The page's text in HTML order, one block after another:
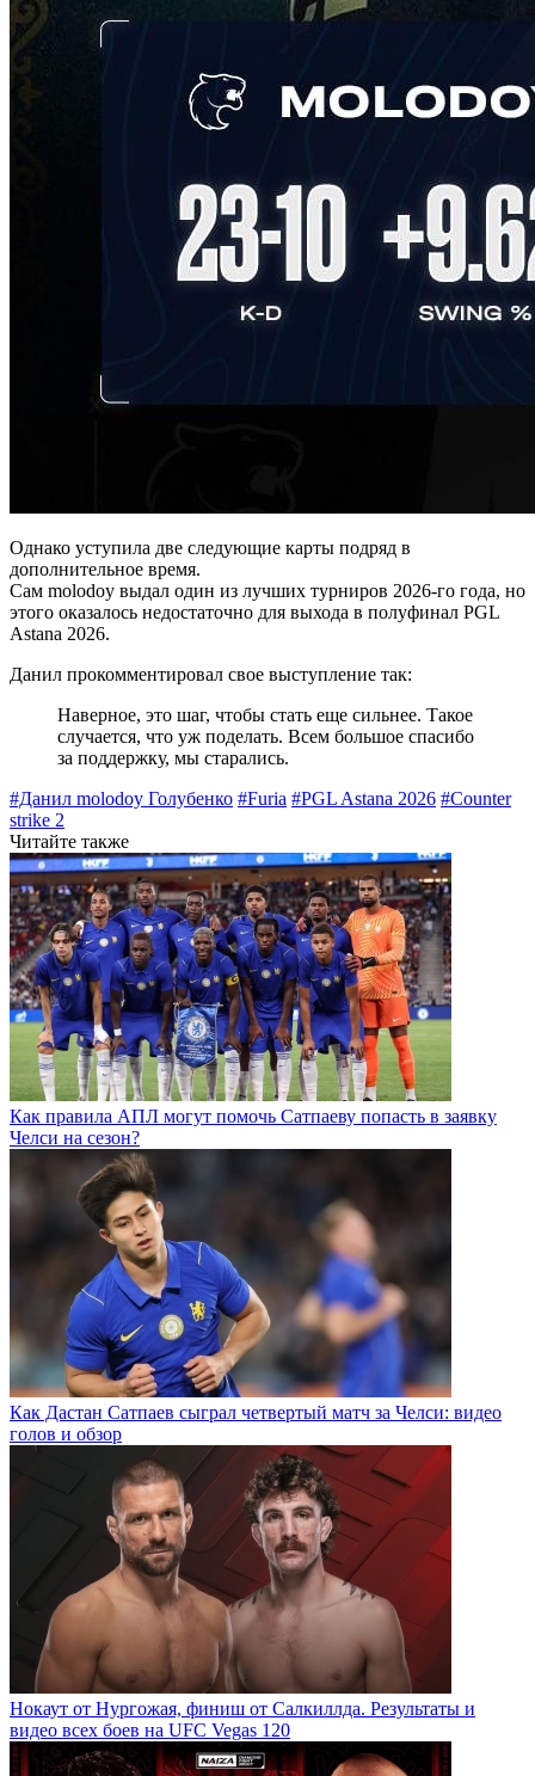
Однако уступила две следующие карты подряд в
дополнительное время.
Сам molodoy выдал один из лучших турниров 2026-го года, но
этого оказалось недостаточно для выхода в полуфинал PGL
Astana 2026.
Данил прокомментировал свое выступление так:
Наверное, это шаг, чтобы стать еще сильнее. Такое
случается, что уж поделать. Всем большое спасибо
за поддержку, мы старались.
#Данил molodoy Голубенко #Furia #PGL Astana 2026 #Counter
strike 2
Читайте также
Как правила АПЛ могут помочь Сатпаеву попасть в заявку
Челси на сезон?
Как Дастан Сатпаев сыграл четвертый матч за Челси: видео
голов и обзор
Нокаут от Нургожая, финиш от Салкиллда. Результаты и
видео всех боев на UFC Vegas 120